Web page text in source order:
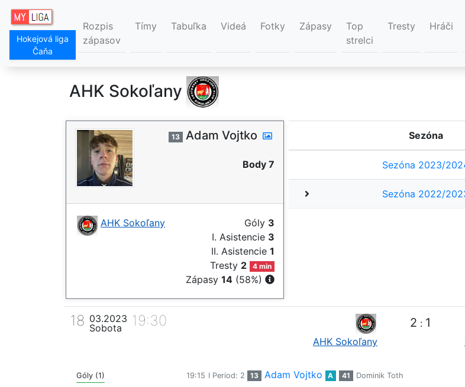
Hokejová liga
Čaňa
Rozpis
zápasov
Tímy Tabuľka Videá Fotky Zápasy
Top
strelci
Tresty Hráči
AHK Sokoľany
13 Adam Vojtko
Body 7
AHK Sokoľany Góly 3
I. Asistencie 3
II. Asistencie 1
Tresty 2 4 min
Zápasy 14 (58%)
Sezóna
Sezóna 2023/
Sezóna 2022/
18 03.2023
Sobota
19:30
AHK Sokoľany
2 : 1
Góly (1) 19:15 I Period: 2 13 Adam Vojtko A 41 Dominik Toth